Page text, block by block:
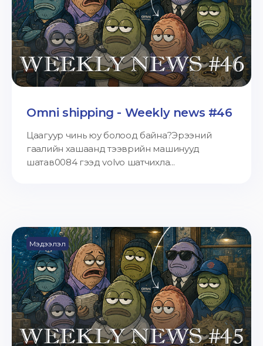
Omni shipping - Weekly news #46
Цаагуур чинь юу болоод байна?Эрээний
гаалийн хашаанд тээврийн машинууд
шатав0084 гээд volvo шатчихла...
Мэдээлэл